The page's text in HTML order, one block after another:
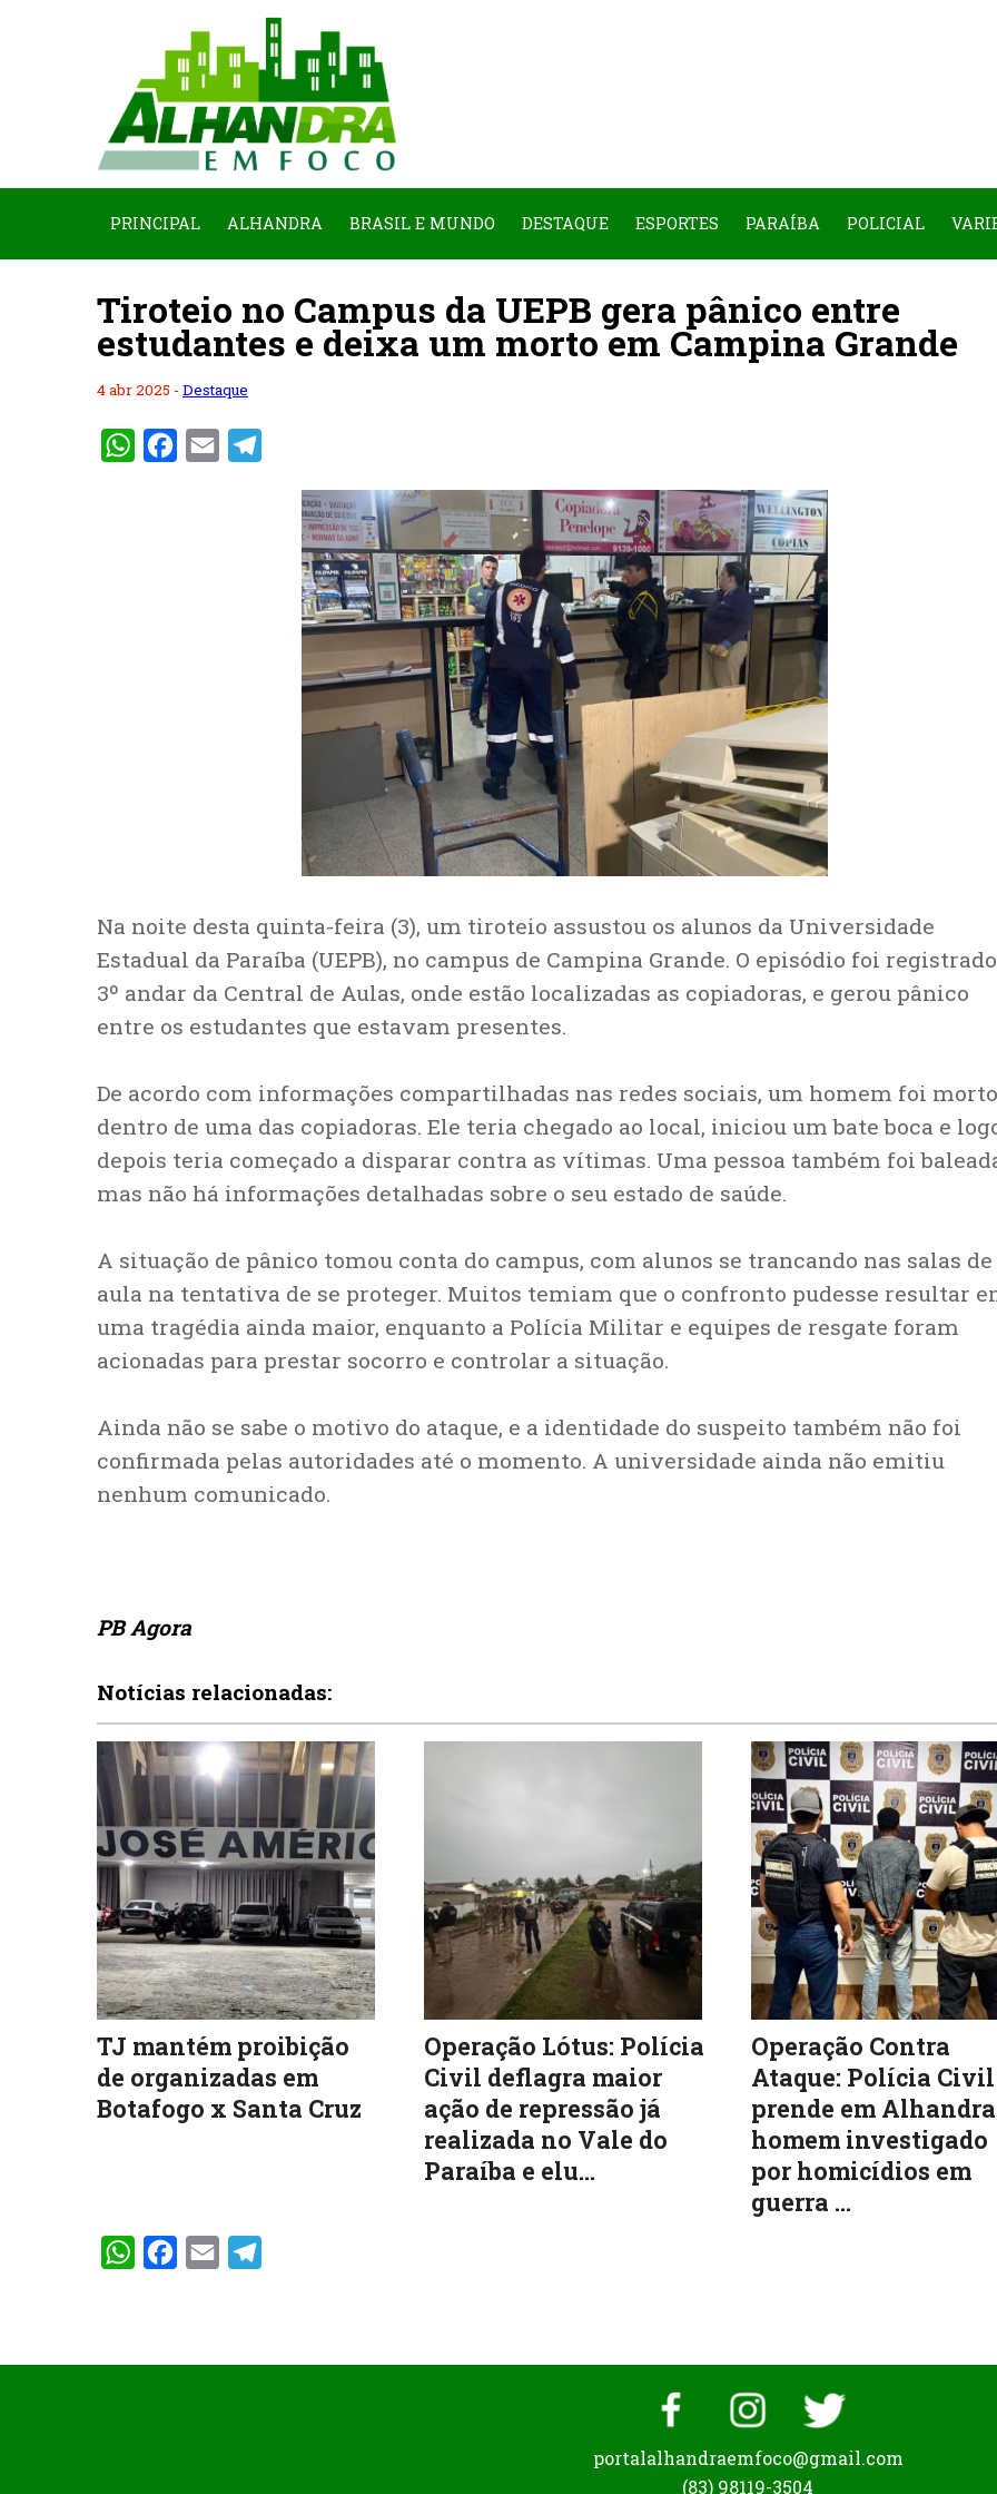
PRINCIPAL ALHANDRA BRASIL E MUNDO DESTAQUE ESPORTES PARAÍBA POLICIAL
Tiroteio no Campus da UEPB gera pânico entre
estudantes e deixa um morto em Campina Grande
4 abr 2025 -Destaque
WhatsAppFacebook
Email
Na noite desta quinta-feira (3), um tiroteio assustou os alunos da Universidade
Estadual da Paraíba (UEPB), no campus de Campina Grande. O episódio foi
3º andar da Central de Aulas, onde estão localizadas as copiadoras, e gerou pânico
entre os estudantes que estavam presentes.
De acordo com informações compartilhadas nas redes sociais, um homem foi morto
dentro de uma das copiadoras. Ele teria chegado ao local, iniciou um bate boca e
depois teria começado a disparar contra as vítimas. Uma pessoa também foi
mas não há informações detalhadas sobre o seu estado de saúde.
A situação de pânico tomou conta do campus, com alunos se trancando nas salas de
aula na tentativa de se proteger. Muitos temiam que o confronto pudesse resultar
uma tragédia ainda maior, enquanto a Polícia Militar e equipes de resgate foram
acionadas para prestar socorro e controlar a situação.
Ainda não se sabe o motivo do ataque, e a identidade do suspeito também não foi
confirmada pelas autoridades até o momento. A universidade ainda não emitiu
nenhum comunicado.
PB Agora
Notícias relacionadas:
TJ mantém proibição
de organizadas em
Botafogo x Santa Cruz
Operação Lótus: Polícia
Civil deflagra maior
ação de repressão já
realizada no Vale do
Paraíba e elu...
Operação Contra
Ataque: Polícia Civil
prende em Alhandra
homem investigado
por homicídios em
guerra ...
WhatsAppFacebook
Email
portalalhandraemfoco@gmail.com
(83) 98119-3504